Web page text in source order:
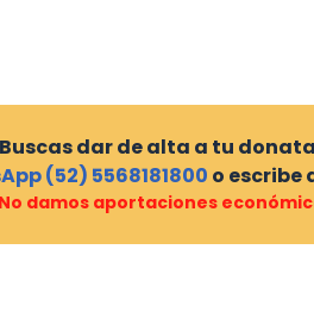
dar de alta a tu
(52) 5568181800 o escribe
No damos aportaciones